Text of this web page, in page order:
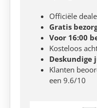
Officiële
Gratis
Voor 16:00
Kosteloos
Deskundige
Klanten
een 9.6/10